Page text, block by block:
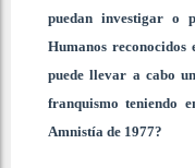
puedan investigar o
Humanos
puede llevar a cabo
franquismo teniendo
Amnistía de 1977?